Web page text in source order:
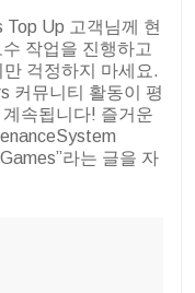
Up 고객님께 현
작업을 진행하고
걱정하지 마세요.
커뮤니티 활동이 평
속됩니다! 즐거운
라는 글을 자